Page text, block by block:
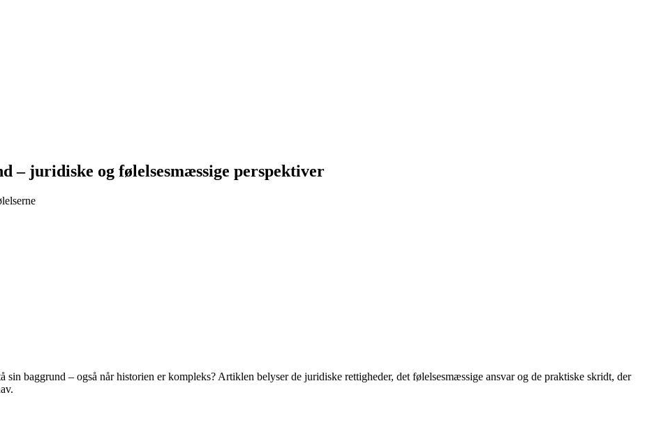
– juridiske og følelsesmæssige perspektiver
baggrund – også når historien er kompleks? Artiklen belyser de juridiske rettigheder, det følelsesmæssige ansvar og de praktiske skridt, der